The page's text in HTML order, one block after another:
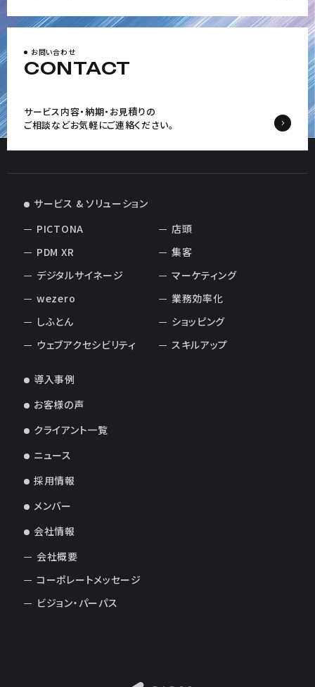
お問い合わせ
CONTACT
サービス内容・納期・お見積りの
ご相談などお気軽にご連絡ください。
サービス & ソリューション
PICTONA
PDM XR
デジタルサイネージ
wezero
しふとん
ウェブアクセシビリティ
店頭
集客
マーケティング
業務効率化
ショッピング
スキルアップ
導入事例
お客様の声
クライアント一覧
ニュース
採用情報
メンバー
会社情報
会社概要
コーポレートメッセージ
ビジョン・パーパス